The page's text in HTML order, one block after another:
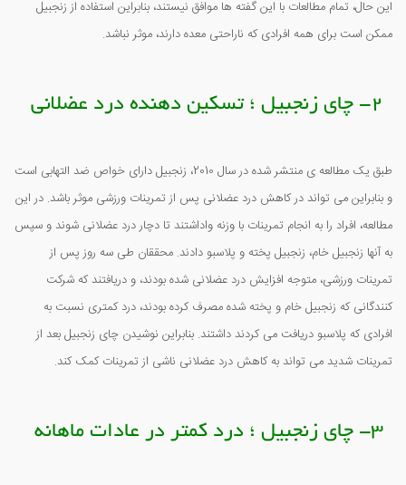
این حال، تمام مطالعات با این گفته ها موافق نیستند، بنابراین استفاده از زنجبیل
ممکن است برای همه افرادی که ناراحتی معده دارند، موثر نباشد.
2- چای زنجبیل ؛ تسکین دهنده درد عضلانی
طبق یک مطالعه ی منتشر شده در سال 2010، زنجبیل دارای خواص ضد التهابی است
و بنابراین می تواند در کاهش درد عضلانی پس از تمرینات ورزشی موثر باشد. در این
مطالعه، افراد را به انجام تمرینات با وزنه واداشتند تا دچار درد عضلانی شوند و سپس
به آنها زنجبیل خام، زنجبیل پخته و پلاسبو دادند. محققان طی سه روز پس از
تمرینات ورزشی، متوجه افزایش درد عضلانی شده بودند، و دریافتند که شرکت
کنندگانی که زنجبیل خام و پخته شده مصرف کرده بودند، درد کمتری نسبت به
افرادی که پلاسبو دریافت می کردند داشتند. بنابراین نوشیدن چای زنجبیل بعد از
تمرینات شدید می تواند به کاهش درد عضلانی ناشی از تمرینات کمک کند.
3- چای زنجبیل ؛ درد کمتر در عادات ماهانه